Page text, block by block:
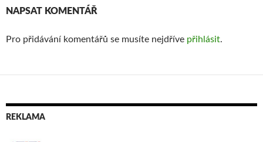
NAPSAT KOMENTÁŘ
Pro přidávání komentářů se musíte nejdříve přihlásit.
REKLAMA